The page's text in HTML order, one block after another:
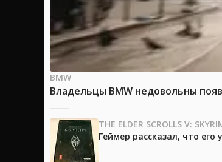
BMW
Владельцы BMW недовольны
THE ELDER SCROLLS V:
Геймер рассказал, что